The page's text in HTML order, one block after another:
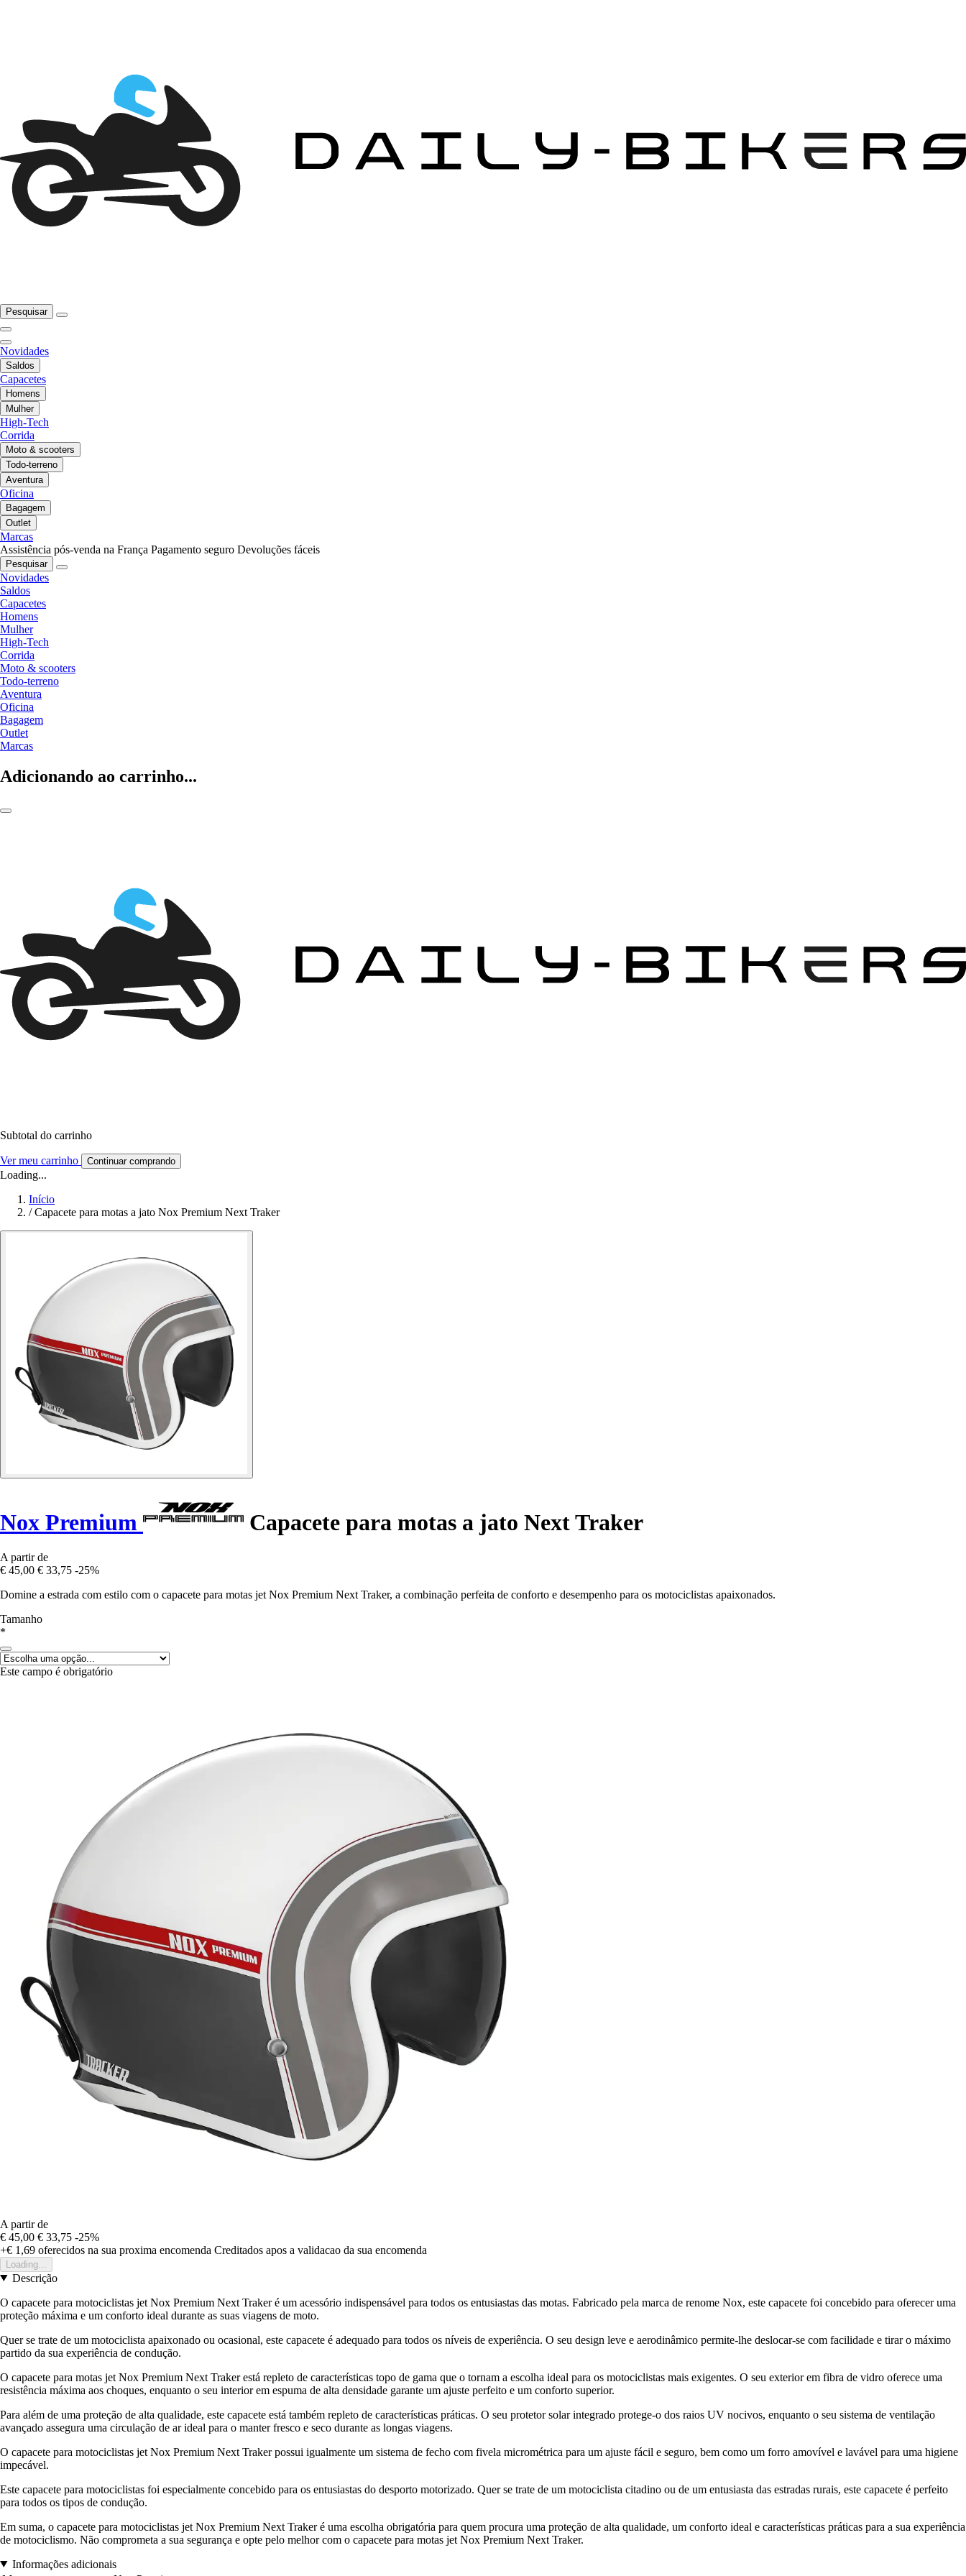
Pesquisar
Novidades
Saldos
Capacetes
Homens
Mulher
High-Tech
Corrida
Moto & scooters
Todo-terreno
Aventura
Oficina
Bagagem
Outlet
Marcas
Assistência pós-venda na França Pagamento seguro Devoluções fáceis
Pesquisar
Novidades
Saldos
Capacetes
Homens
Mulher
High-Tech
Corrida
Moto & scooters
Todo-terreno
Aventura
Oficina
Bagagem
Outlet
Marcas
Adicionando ao carrinho...
Subtotal do carrinho
Ver meu carrinho Continuar comprando
Loading...
Início
/ Capacete para motas a jato Nox Premium Next Traker
Nox Premium Capacete para motas a jato Next Traker
A partir de
€ 45,00 € 33,75 -25%
Domine a estrada com estilo com o capacete para motas jet Nox Premium Next Traker, a combinação perfeita de conforto e desempenho para os motociclistas apaixonados.
Tamanho
*
Este campo é obrigatório
A partir de
€ 45,00 € 33,75 -25%
+€ 1,69 oferecidos na sua proxima encomenda Creditados apos a validacao da sua encomenda
Loading...
Descrição
O capacete para motociclistas jet Nox Premium Next Traker é um acessório indispensável para todos os entusiastas das motas. Fabricado pela marca de renome Nox, este capacete foi concebido para oferecer uma
proteção máxima e um conforto ideal durante as suas viagens de moto.
Quer se trate de um motociclista apaixonado ou ocasional, este capacete é adequado para todos os níveis de experiência. O seu design leve e aerodinâmico permite-lhe deslocar-se com facilidade e tirar o máximo
partido da sua experiência de condução.
O capacete para motas jet Nox Premium Next Traker está repleto de características topo de gama que o tornam a escolha ideal para os motociclistas mais exigentes. O seu exterior em fibra de vidro oferece uma
resistência máxima aos choques, enquanto o seu interior em espuma de alta densidade garante um ajuste perfeito e um conforto superior.
Para além de uma proteção de alta qualidade, este capacete está também repleto de características práticas. O seu protetor solar integrado protege-o dos raios UV nocivos, enquanto o seu sistema de ventilação
avançado assegura uma circulação de ar ideal para o manter fresco e seco durante as longas viagens.
O capacete para motociclistas jet Nox Premium Next Traker possui igualmente um sistema de fecho com fivela micrométrica para um ajuste fácil e seguro, bem como um forro amovível e lavável para uma higiene
impecável.
Este capacete para motociclistas foi especialmente concebido para os entusiastas do desporto motorizado. Quer se trate de um motociclista citadino ou de um entusiasta das estradas rurais, este capacete é perfeito
para todos os tipos de condução.
Em suma, o capacete para motociclistas jet Nox Premium Next Traker é uma escolha obrigatória para quem procura uma proteção de alta qualidade, um conforto ideal e características práticas para a sua experiência
de motociclismo. Não comprometa a sua segurança e opte pelo melhor com o capacete para motas jet Nox Premium Next Traker.
Informações adicionais